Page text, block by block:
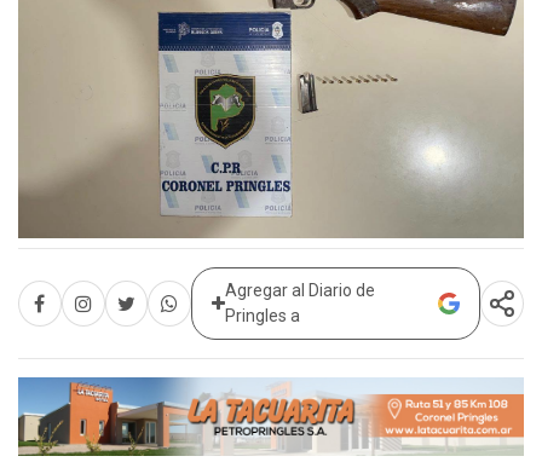
Agregar al Diario de
Pringles a